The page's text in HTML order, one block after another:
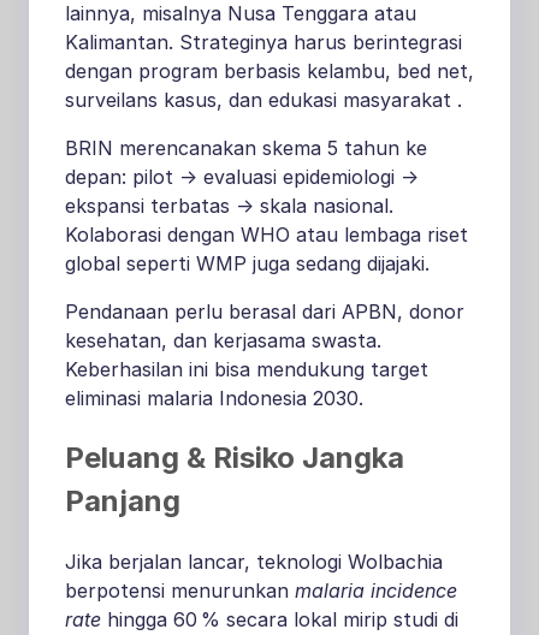
lainnya, misalnya Nusa Tenggara atau
Kalimantan. Strateginya harus berintegrasi
dengan program berbasis kelambu, bed net,
surveilans kasus, dan edukasi masyarakat .
BRIN merencanakan skema 5 tahun ke
depan: pilot -> evaluasi epidemiologi ->
ekspansi terbatas -> skala nasional.
Kolaborasi dengan WHO atau lembaga riset
global seperti WMP juga sedang dijajaki.
Pendanaan perlu berasal dari APBN, donor
kesehatan, dan kerjasama swasta.
Keberhasilan ini bisa mendukung target
eliminasi malaria Indonesia 2030.
Peluang & Risiko Jangka
Panjang
Jika berjalan lancar, teknologi Wolbachia
berpotensi menurunkan malaria incidence
rate hingga 60 % secara lokal mirip studi di